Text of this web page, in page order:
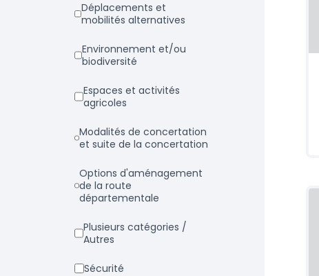
Déplacements et
mobilités alternatives
Environnement et/ou
biodiversité
Espaces et activités
agricoles
Modalités de concertation
et suite de la concertation
Options d'aménagement
de la route
départementale
Plusieurs catégories /
Autres
Sécurité